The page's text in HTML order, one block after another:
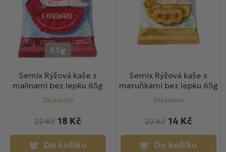
65g
Semix Rýžová kaše s
malinami bez lepku 65g
Skladem
18 Kč
22 Kč
Do košíku
Semix Rýžová kaše s
meruňkami bez lepku 65g
Skladem
14 Kč
22 Kč
Do košíku